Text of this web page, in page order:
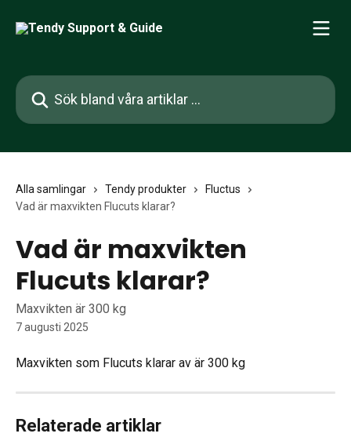
Sök bland våra artiklar …
Alla samlingar Tendy produkter
Fluctus
Vad är maxvikten Flucuts klarar?
Vad är maxvikten
Flucuts klarar?
Maxvikten är 300 kg
7 augusti 2025
Maxvikten som Flucuts klarar av är 300 kg
Relaterade artiklar